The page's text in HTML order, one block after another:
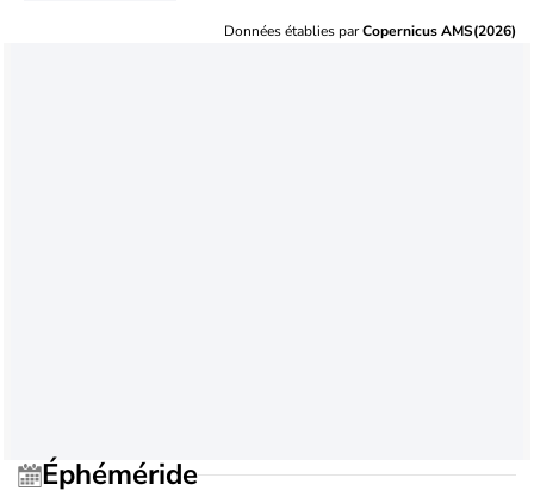
Données établies parCopernicus AMS(2026)
Éphéméride